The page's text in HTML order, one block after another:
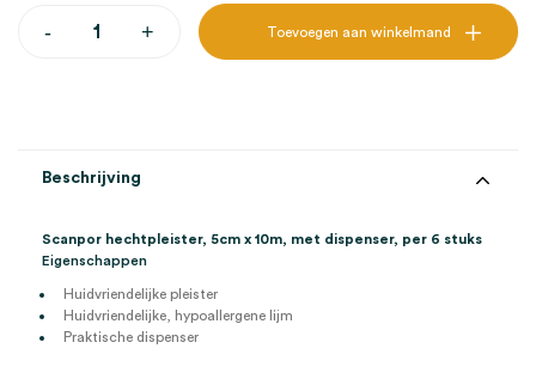
-Scanpor
(6)
+ Toevoegen aan winkelmand
Beschrijving
Scanpor hechtpleister, 5cm x 10m, met dispenser, per 6 stuks
Eigenschappen
Huidvriendelijke pleister
Huidvriendelijke, hypoallergene lijm
Praktische dispenser